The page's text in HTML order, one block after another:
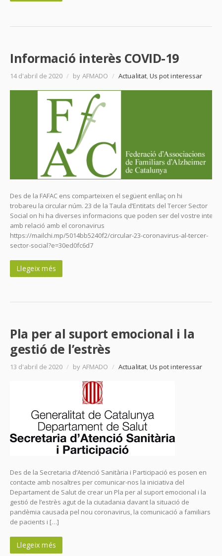
Informació interès COVID-19
14 d'abril de 2020 / by AFMADO / Actualitat,Us pot interessar
Des de la FAFAC ens comparteixen el següent enllaç on hi
trobareu la circular núm. 23 de la Taula d’Entitats del Tercer Sector
Social on hi ha diverses informacions que poden ser del vostre
amb relació amb el coronavirus
https://mailchi.mp/5014bb5240f2/circular-23-coronavirus-al-tercer-
sector-social?e=30ed0fc6d7
Llegeix més
Pla per al suport emocional i la
gestió de l’estrès
13 d'abril de 2020 / by AFMADO / Actualitat,Us pot interessar
Des de la Secretaria d’Atenció Sanitària i Participació es posen en
contacte amb nosaltres per comunicar-nos la iniciativa del
Departament de Salut de crear un Pla per al suport emocional i la
gestió de l’estrès agut de la ciutadania davant la situació de
pandèmia causada pel nou coronavirus, la comunicació a familiars
de pacients i […]
Llegeix més